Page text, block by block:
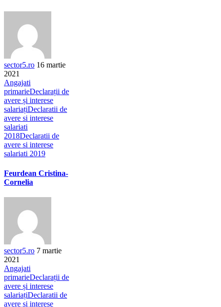
sector5.ro 16 martie
2021
Angajati
primarieDeclarații de
avere și interese
salariațiDeclaratii de
avere si interese
salariati
2018Declaratii de
avere si interese
salariati 2019
Feurdean Cristina-
Cornelia
sector5.ro 7 martie
2021
Angajati
primarieDeclarații de
avere și interese
salariațiDeclaratii de
avere si interese